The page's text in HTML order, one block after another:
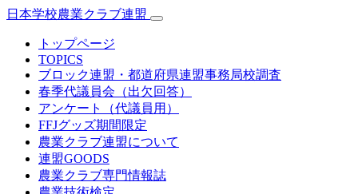
日本学校農業クラブ連盟
トップページ
TOPICS
ブロック連盟・都道府県連盟事務局校調査
春季代議員会（出欠回答）
アンケート（代議員用）
FFJグッズ期間限定
農業クラブ連盟について
連盟GOODS
農業クラブ専門情報誌